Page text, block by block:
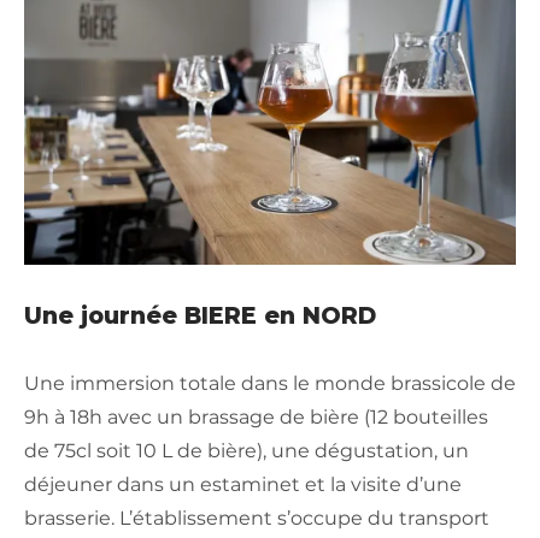
Une journée BIERE en NORD
Une immersion totale dans le monde brassicole de
9h à 18h avec un brassage de bière (12 bouteilles
de 75cl soit 10 L de bière), une dégustation, un
déjeuner dans un estaminet et la visite d’une
brasserie. L’établissement s’occupe du transport